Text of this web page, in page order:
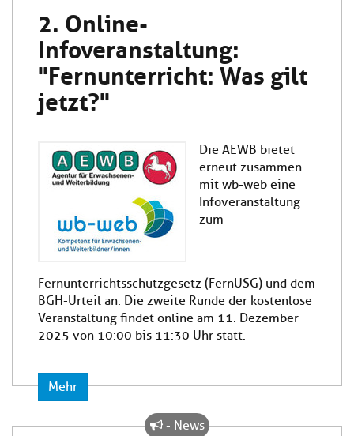
2. Online-
Infoveranstaltung:
"Fernunterricht: Was gilt
jetzt?"
Die AEWB bietet
erneut zusammen
mit wb-web eine
Infoveranstaltung
zum
Fernunterrichtsschutzgesetz (FernUSG) und dem
BGH-Urteil an. Die zweite Runde der kostenlose
Veranstaltung findet online am 11. Dezember
2025 von 10:00 bis 11:30 Uhr statt.
Mehr
- News